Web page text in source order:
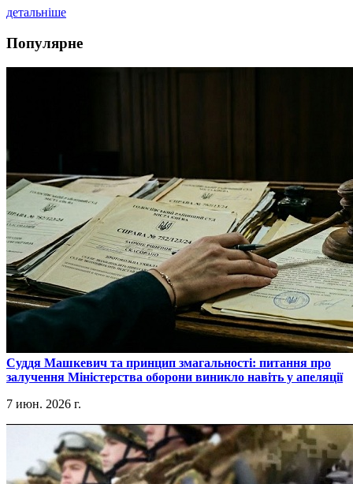
детальніше
Популярне
​Суддя Машкевич та принцип змагальності: питання про
залучення Міністерства оборони виникло навіть у апеляції
7 июн. 2026 г.